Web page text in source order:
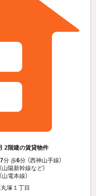
2階建の賃貸物件
分 歩6分 （西神山手線）
山陽新幹線など）
山電本線）
塚１丁目